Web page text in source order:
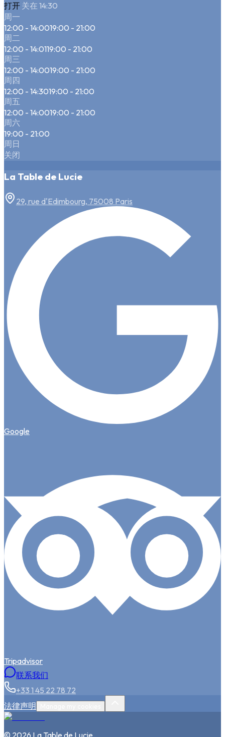
打开 关在 14:30
周一
12:00 - 14:0019:00 - 21:00
周二
12:00 - 14:0119:00 - 21:00
周三
12:00 - 14:0019:00 - 21:00
周四
12:00 - 14:3019:00 - 21:00
周五
12:00 - 14:0019:00 - 21:00
周六
19:00 - 21:00
周日
关闭
La Table de Lucie
29, rue d'Edimbourg, 75008 Paris
Google
Tripadvisor
联系我们
+33 1 45 22 78 72
法律声明
© 2026 La Table de Lucie